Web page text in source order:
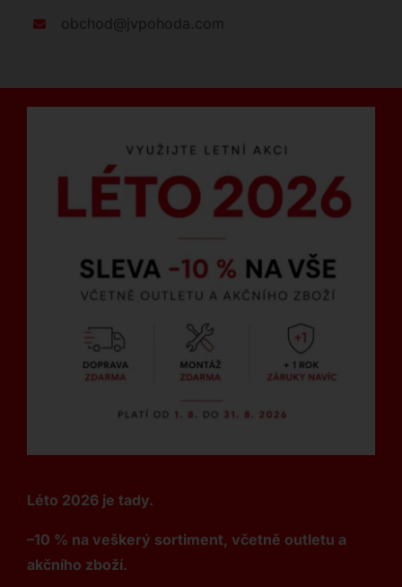
obchod@jvpohoda.com
Léto 2026 je tady.
–10 % na veškerý sortiment, včetně outletu a
akčního zboží.